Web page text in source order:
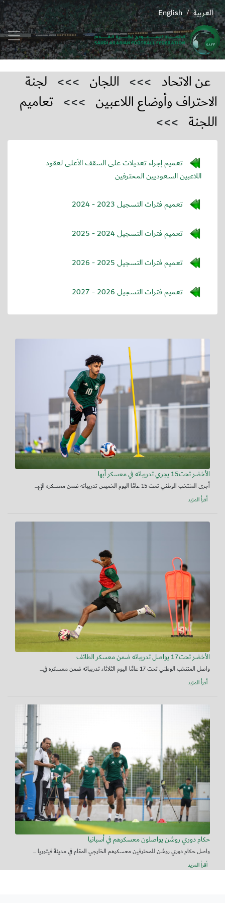
English / العربية
عن الاتحاد >>> اللجان >>> لجنة
الاحتراف وأوضاع اللاعبين >>> تعاميم
اللجنة >>>
تعميم إجراء تعديلات على السقف الأعلى لعقود
اللاعبين السعوديين المحترفين
تعميم فترات التسجيل 2023 - 2024
تعميم فترات التسجيل 2024 - 2025
تعميم فترات التسجيل 2025 - 2026
تعميم فترات التسجيل 2026 - 2027
الأخضر تحت15 يجري تدريباته في معسكر أبها
أجرى المنتخب الوطني تحت 15 عامًا اليوم الخميس تدريباته ضمن معسكره الإع...
أقرأ المزيد
الأخضر تحت17 يواصل تدريباته ضمن معسكر الطائف
واصل المنتخب الوطني تحت 17 عامًا اليوم الثلاثاء تدريباته ضمن معسكره في...
أقرأ المزيد
حكام دوري روشن يواصلون معسكرهم في أسبانيا
واصل حكام دوري روشن للمحترفين معسكرهم الخارجي المقام في مدينة فيتوريا ...
أقرأ المزيد